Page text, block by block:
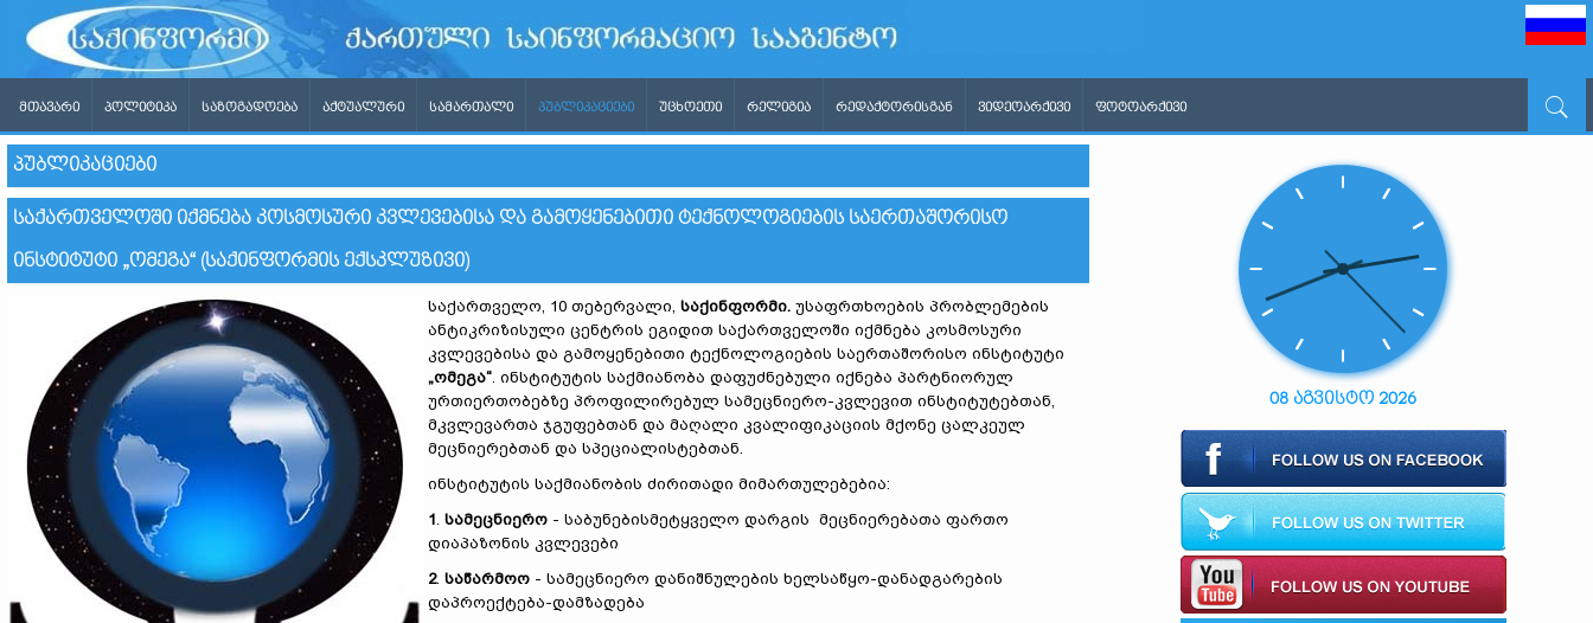
ᲛᲗᲐᲕᲐᲠᲘ ᲞᲝᲚᲘᲢᲘᲙᲐ ᲡᲐᲖᲝᲒᲐᲓᲝᲔᲑᲐ ᲐᲥᲢᲣᲐᲚᲣᲠᲘ ᲡᲐᲛᲐᲠᲗᲐᲚᲘ ᲞᲣᲑᲚᲘᲙᲐᲪᲘᲔᲑᲘ ᲣᲪᲮᲝᲔᲗᲘ ᲠᲔᲚᲘᲒᲘᲐ ᲠᲔᲓᲐᲥᲢᲝᲠᲘᲡᲒᲐᲜ ᲕᲘᲓᲔᲝᲐᲠᲥᲘᲕᲘ ᲤᲝᲢᲝᲐᲠᲥᲘᲕᲘ
ᲞᲣᲑᲚᲘᲙᲐᲪᲘᲔᲑᲘ
ᲡᲐᲥᲐᲠᲗᲕᲔᲚᲝᲨᲘ ᲘᲥᲛᲜᲔᲑᲐ ᲙᲝᲡᲛᲝᲡᲣᲠᲘ ᲙᲕᲚᲔᲕᲔᲑᲘᲡᲐ ᲓᲐ ᲒᲐᲛᲝᲧᲔᲜᲔᲑᲘᲗᲘ ᲢᲔᲥᲜᲝᲚᲝᲒᲘᲔᲑᲘᲡ ᲡᲐᲔᲠᲗᲐᲨᲝᲠᲘᲡᲝ
ᲘᲜᲡᲢᲘᲢᲣᲢᲘ „ᲝᲛᲔᲒᲐ“ (ᲡᲐᲥᲘᲜᲤᲝᲠᲛᲘᲡ ᲔᲥᲡᲙᲚᲣᲖᲘᲕᲘ)
საქართველო, 10 თებერვალი, საქინფორმი. უსაფრთხოების პრობლემების
ანტიკრიზისული ცენტრის ეგიდით საქართველოში იქმნება კოსმოსური
კვლევებისა და გამოყენებითი ტექნოლოგიების საერთაშორისო ინსტიტუტი
„ომეგა“. ინსტიტუტის საქმიანობა დაფუძნებული იქნება პარტნიორულ
ურთიერთობებზე პროფილირებულ სამეცნიერო-კვლევით ინსტიტუტებთან,
მკვლევართა ჯგუფებთან და მაღალი კვალიფიკაციის მქონე ცალკეულ
მეცნიერებთან და სპეციალისტებთან.
ინსტიტუტის საქმიანობის ძირითადი მიმართულებებია:
1. სამეცნიერო - საბუნებისმეტყველო დარგის მეცნიერებათა ფართო
დიაპაზონის კვლევები
2. საწარმოო - სამეცნიერო დანიშნულების ხელსაწყო-დანადგარების
დაპროექტება-დამზადება
08 აგვისტო 2026